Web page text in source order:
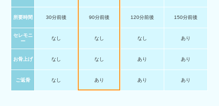
所要時間 30分前後 90分前後 120分前後 150分前後
セレモニ
ー
なし なし なし あり
お骨上げ なし なし あり あり
ご返骨 なし あり あり あり